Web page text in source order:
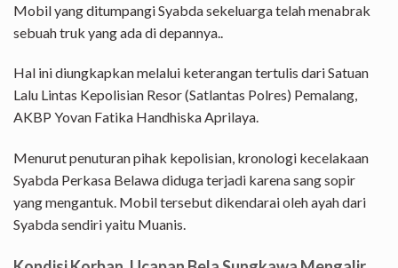
Mobil yang ditumpangi Syabda sekeluarga telah menabrak
sebuah truk yang ada di depannya..
Hal ini diungkapkan melalui keterangan tertulis dari Satuan
Lalu Lintas Kepolisian Resor (Satlantas Polres) Pemalang,
AKBP Yovan Fatika Handhiska Aprilaya.
Menurut penuturan pihak kepolisian, kronologi kecelakaan
Syabda Perkasa Belawa diduga terjadi karena sang sopir
yang mengantuk. Mobil tersebut dikendarai oleh ayah dari
Syabda sendiri yaitu Muanis.